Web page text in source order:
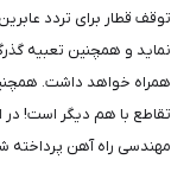
توقف قطار برای تردد
نماید و همچنین تعبیه
همراه خواهد داشت.
تقاطع با هم دیگر است! در
مهندسی راه آهن پرداخته